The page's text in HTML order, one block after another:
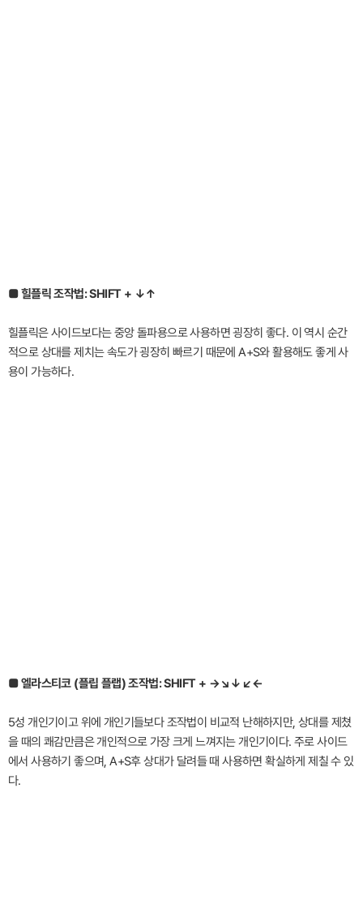
■ 힐플릭 조작법: SHIFT + ↓↑
힐플릭은 사이드보다는 중앙 돌파용으로 사용하면 굉장히 좋다. 이 역시 순간
적으로 상대를 제치는 속도가 굉장히 빠르기 때문에 A+S와 활용해도 좋게 사
용이 가능하다.
■ 엘라스티코 (플립 플랩) 조작법: SHIFT + →↘↓↙←
5성 개인기이고 위에 개인기들보다 조작법이 비교적 난해하지만, 상대를 제쳤
을 때의 쾌감만큼은 개인적으로 가장 크게 느껴지는 개인기이다. 주로 사이드
에서 사용하기 좋으며, A+S후 상대가 달려들 때 사용하면 확실하게 제칠 수 있
다.